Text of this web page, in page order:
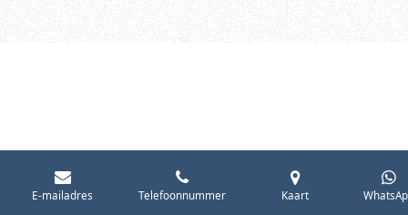
E-mailadres Telefoonnummer Kaart